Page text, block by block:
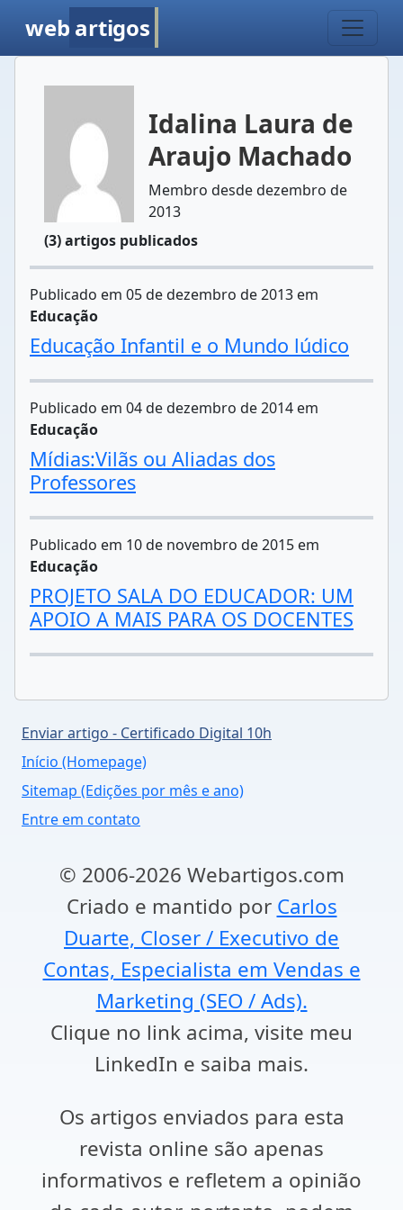
web artigos
Idalina Laura de
Araujo Machado
Membro desde dezembro de
2013
(3) artigos publicados
Publicado em 05 de dezembro de 2013 em
Educação
Educação Infantil e o Mundo lúdico
Publicado em 04 de dezembro de 2014 em
Educação
Mídias:Vilãs ou Aliadas dos
Professores
Publicado em 10 de novembro de 2015 em
Educação
PROJETO SALA DO EDUCADOR: UM
APOIO A MAIS PARA OS DOCENTES
Enviar artigo - Certificado Digital 10h
Início (Homepage)
Sitemap (Edições por mês e ano)
Entre em contato
© 2006-2026 Webartigos.com
Criado e mantido por Carlos
Duarte, Closer / Executivo de
Contas, Especialista em Vendas e
Marketing (SEO / Ads).
Clique no link acima, visite meu
LinkedIn e saiba mais.
Os artigos enviados para esta
revista online são apenas
informativos e refletem a opinião